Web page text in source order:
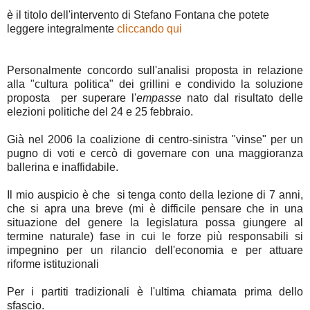
è il titolo dell'intervento di Stefano Fontana che potete
leggere integralmente cliccando qui
Personalmente concordo sull'analisi proposta in relazione
alla "cultura politica" dei grillini e condivido la soluzione
proposta per superare l'empasse nato dal risultato delle
elezioni politiche del 24 e 25 febbraio.
Già nel 2006 la coalizione di centro-sinistra "vinse" per un
pugno di voti e cercò di governare con una maggioranza
ballerina e inaffidabile.
Il mio auspicio è che si tenga conto della lezione di 7 anni,
che si apra una breve (mi è difficile pensare che in una
situazione del genere la legislatura possa giungere al
termine naturale) fase in cui le forze più responsabili si
impegnino per un rilancio dell'economia e per attuare
riforme istituzionali
Per i partiti tradizionali è l'ultima chiamata prima dello
sfascio.